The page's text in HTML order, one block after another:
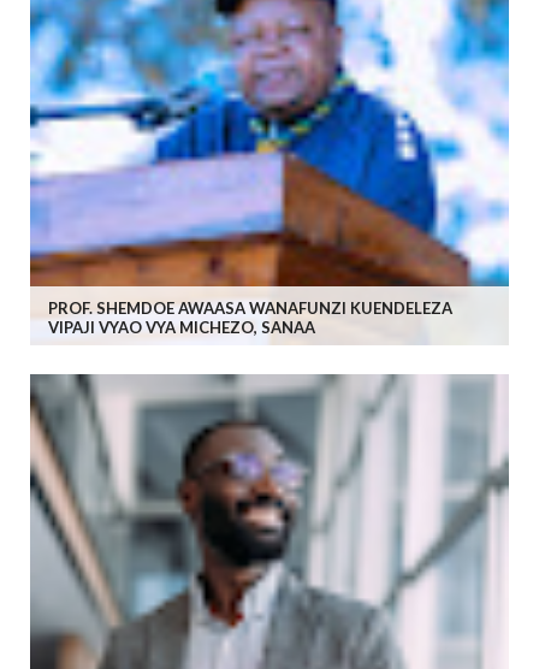
PROF. SHEMDOE AWAASA WANAFUNZI KUENDELEZA
VIPAJI VYAO VYA MICHEZO, SANAA